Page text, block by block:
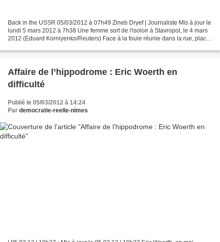
Back in the USSR 05/03/2012 à 07h49 Zineb Dryef | Journaliste Mis à jour le
lundi 5 mars 2012 à 7h38 Une femme sort de l'isoloir à Stavropol, le 4 mars
2012 (Eduard Korniyenko/Reuters) Face à la foule réunie dans la rue, place
Affaire de l’hippodrome : Eric Woerth en
difficulté
Publié le 05/03/2012 à 14:24
Par democratie-reelle-nimes